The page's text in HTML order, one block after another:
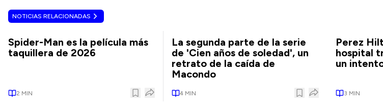
NOTICIAS RELACIONADAS
Spider-Man es la película más
taquillera de 2026
2 MIN
La segunda parte de la serie
de 'Cien años de soledad', un
retrato de la caída de
Macondo
4 MIN
Perez
hospital
un
3 MIN